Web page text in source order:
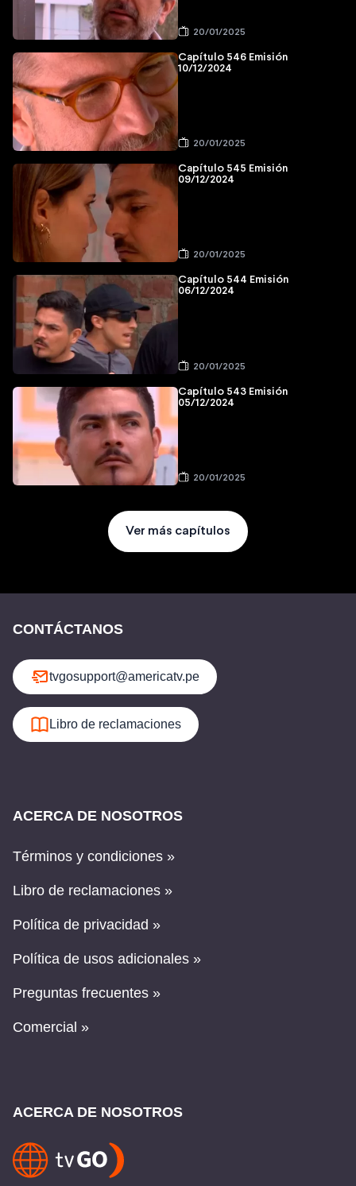
20/01/2025
Capítulo 546 Emisión
10/12/2024
20/01/2025
Capítulo 545 Emisión
09/12/2024
20/01/2025
Capítulo 544 Emisión
06/12/2024
20/01/2025
Capítulo 543 Emisión
05/12/2024
20/01/2025
Ver más capítulos
CONTÁCTANOS
tvgosupport@americatv.pe
Libro de reclamaciones
ACERCA DE NOSOTROS
Términos y condiciones »
Libro de reclamaciones »
Política de privacidad »
Política de usos adicionales »
Preguntas frecuentes »
Comercial »
ACERCA DE NOSOTROS